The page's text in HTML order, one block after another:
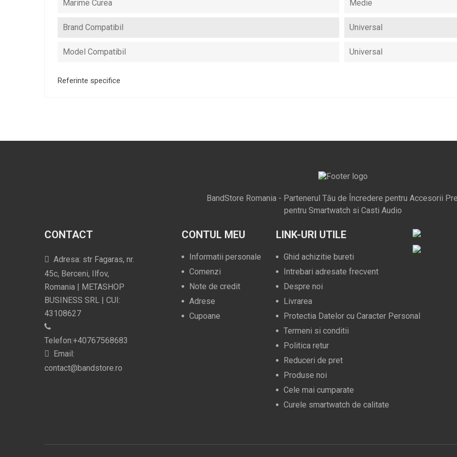
Marime Curea Medie
Brand Compatibil Universal
Model Compatibil Universal
Referinte specifice
BandStore Romania - Partenerul Tău de Încredere pentru Accesorii
pentru Smartwatch si Casti Audio
CONTACT
Adresa: str Fagaras, nr.
45c, Berceni, Ilfov,
Romania | METASHOP
BUSINESS SRL | CUI:
43108627
Telefon:+40767568683
Email:
contact@bandstore.ro
CONTUL MEU
Informatii personale
Comenzi
Note de credit
Adrese
Cupoane
LINK-URI UTILE
Ghid achizitie bureti
Intrebari adresate frecvent
Despre noi
Livrarea
Protectia Datelor cu Caracter Personal
Termeni si conditii
Politica retur
Reduceri de pret
Produse noi
Cele mai cumparate
Curele smartwatch de calitate